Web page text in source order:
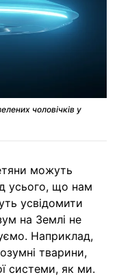
чоловічків у
можуть
усього, що нам
усвідомити
на Землі не
Наприклад,
тварини,
системи, як ми.